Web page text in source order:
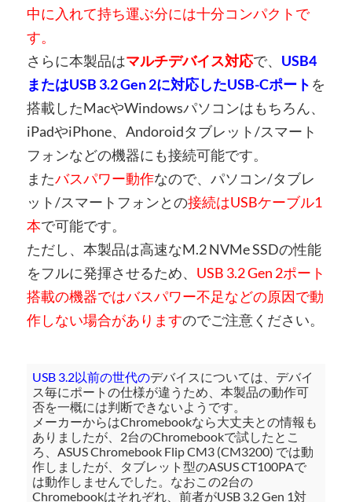
中に入れて持ち運ぶ分には十分コンパクトで
す。
さらに本製品はマルチデバイス対応で、 USB4
またはUSB 3.2 Gen 2に対応したUSB-Cポート を
搭載したMacやWindowsパソコンはもちろん、
iPadやiPhone、Andoroidタブレット/スマート
フォンなどの機器にも接続可能です。
またバスパワー動作なので、パソコン/タブレ
ット/スマートフォンとの接続はUSBケーブル1
本で可能です。
ただし、本製品は高速なM.2 NVMe SSDの性能
をフルに発揮させるため、 USB 3.2 Gen 2ポート
搭載の機器ではバスパワー不足などの原因で動
作しない場合がありますのでご注意ください。
USB 3.2以前の世代のデバイスについては、デバイ
ス毎にポートの仕様が違うため、本製品の動作可
否を一概には判断できないようです。
メーカーからはChromebookなら大丈夫との情報も
ありましたが、2台のChromebookで試したとこ
ろ、ASUS Chromebook Flip CM3 (CM3200) では動
作しましたが、タブレット型のASUS CT100PAで
は動作しませんでした。なおこの2台の
Chromebookはそれぞれ、前者がUSB 3.2 Gen 1対